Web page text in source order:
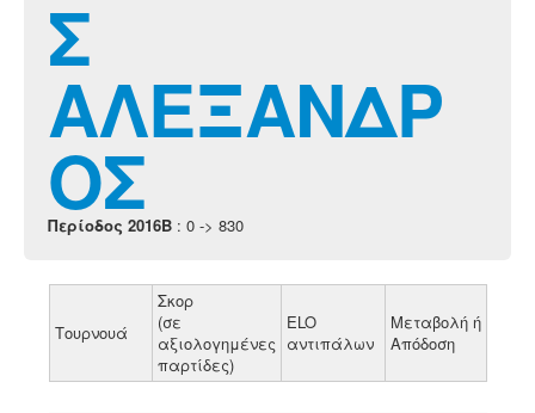
chesstu.be @ discord
LoginΣ
ΑΛΕΞΑΝΔΡ
ΟΣ
Περίοδος 2016B : 0 -> 830
Τουρνουά
Σκορ
(σε
αξιολογημένες
παρτίδες)
ELO
αντιπάλων
Μεταβολή ή
Απόδοση